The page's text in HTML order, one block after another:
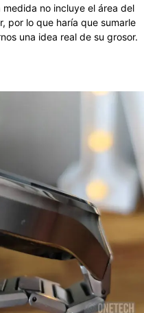
no incluye el área del
por lo que haría que sumarle
una idea real de su grosor.